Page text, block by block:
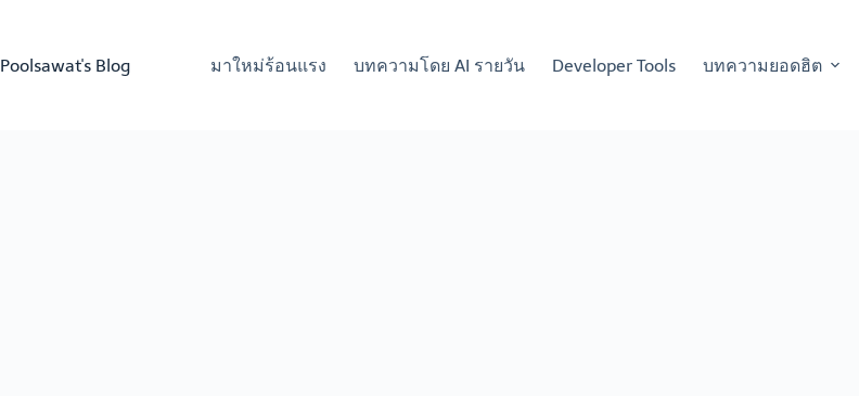
Poolsawat's Blog มาใหม่ร้อนแรง บทความโดย AI รายวัน Developer Tools บทความยอดฮิต